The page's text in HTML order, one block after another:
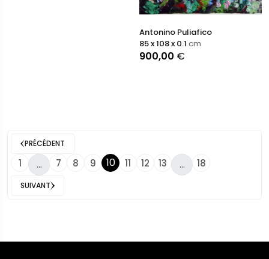
Antonino Puliafico
900,00 €
85 x 108 x 0.1 cm
PRÉCÉDENT
1 ... 7 8 9 10 11 12 13 ... 18
SUIVANT